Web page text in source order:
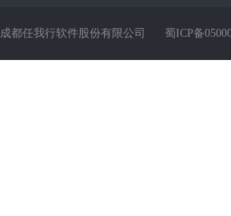
成都任我行软件股份有限公司 蜀ICP备